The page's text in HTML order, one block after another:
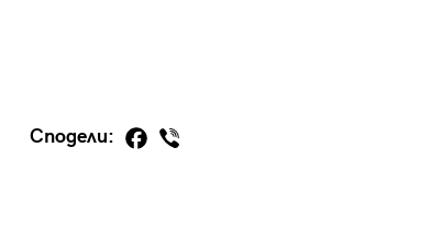
Сподели: